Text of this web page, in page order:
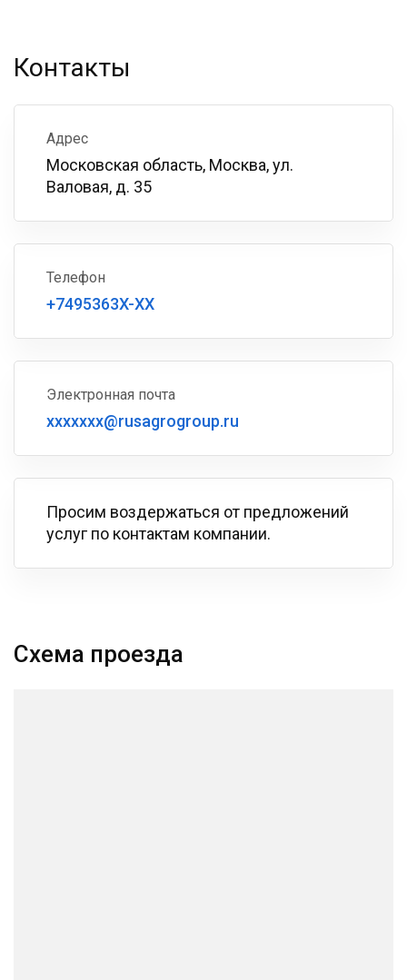
Контакты
Адрес
Московская область, Москва, ул.
Валовая, д. 35
Телефон
+7495363X-XX
Электронная почта
xxxxxxx@rusagrogroup.ru
Просим воздержаться от предложений
услуг по контактам компании.
Схема проезда